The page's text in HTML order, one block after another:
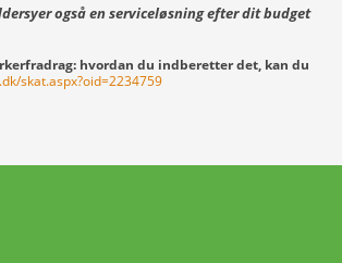
også en serviceløsning efter dit budget
hvordan du indberetter det, kan du
skat.aspx?oid=2234759